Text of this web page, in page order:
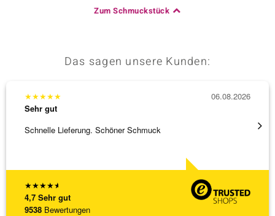
Zum Schmuckstück
Das sagen unsere Kunden:
★★★★★
4,7 Sehr gut
9538 Bewertungen
★★★★★
Sehr gut
Schnelle Lieferung. Schöner Schmuck
06.08.2026
Bin